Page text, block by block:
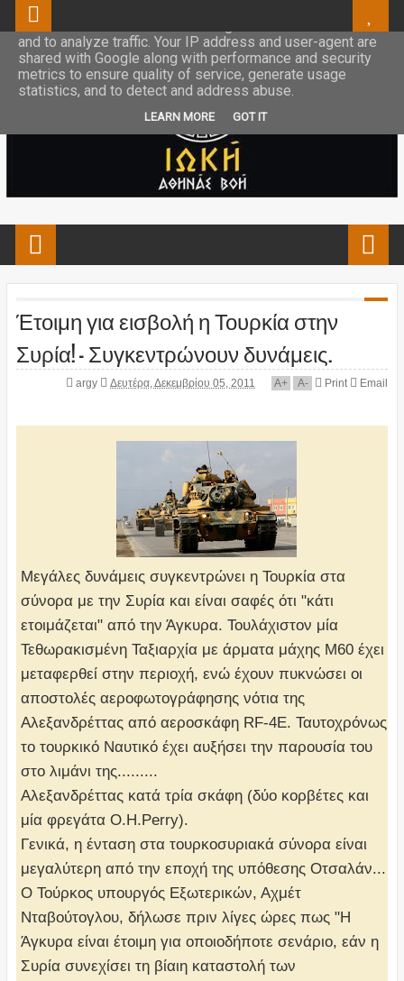
Έτοιμη για εισβολή η Τουρκία στην
Συρία! - Συγκεντρώνουν δυνάμεις.
argy Δευτέρα, Δεκεμβρίου 05, 2011 A+ A- Print Email
Μεγάλες δυνάμεις συγκεντρώνει η Τουρκία στα
σύνορα με την Συρία και είναι σαφές ότι "κάτι
ετοιμάζεται" από την Άγκυρα. Τουλάχιστον μία
Τεθωρακισμένη Ταξιαρχία με άρματα μάχης M60 έχει
μεταφερθεί στην περιοχή, ενώ έχουν πυκνώσει οι
αποστολές αεροφωτογράφησης νότια της
Αλεξανδρέττας από αεροσκάφη RF-4E. Ταυτοχρόνως
το τουρκικό Ναυτικό έχει αυξήσει την παρουσία του
στο λιμάνι της.........
Αλεξανδρέττας κατά τρία σκάφη (δύο κορβέτες και
μία φρεγάτα O.H.Perry).
Γενικά, η ένταση στα τουρκοσυριακά σύνορα είναι
μεγαλύτερη από την εποχή της υπόθεσης Οτσαλάν...
Ο Τούρκος υπουργός Εξωτερικών, Αχμέτ
Νταβούτογλου, δήλωσε πριν λίγες ώρες πως "H
Άγκυρα είναι έτοιμη για οποιοδήποτε σενάριο, εάν η
Συρία συνεχίσει τη βίαιη καταστολή των
This site uses cookies from Google to deliver its services
and to analyze traffic. Your IP address and user-agent are
shared with Google along with performance and security
metrics to ensure quality of service, generate usage
statistics, and to detect and address abuse.
LEARN MORE GOT IT